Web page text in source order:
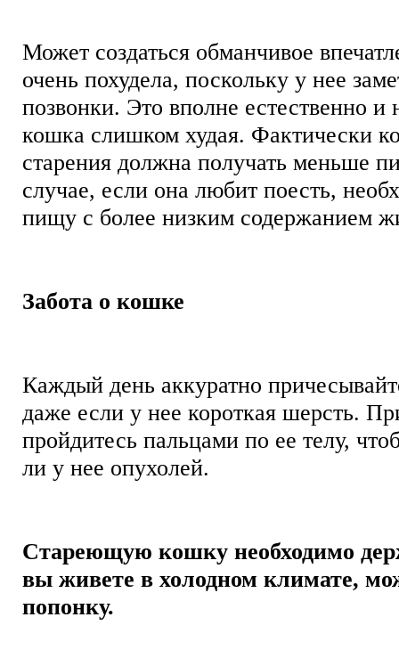
Может создаться обманчивое
очень похудела, поскольку у нее
позвонки. Это вполне естественно и
кошка слишком худая. Фактически
старения должна получать меньше
случае, если она любит поесть,
пищу с более низким содержанием
Забота о кошке
Каждый день аккуратно
даже если у нее короткая шерсть.
пройдитесь пальцами по ее телу,
ли у нее опухолей.
Стареющую кошку необходимо
вы живете в холодном климате,
попонку.